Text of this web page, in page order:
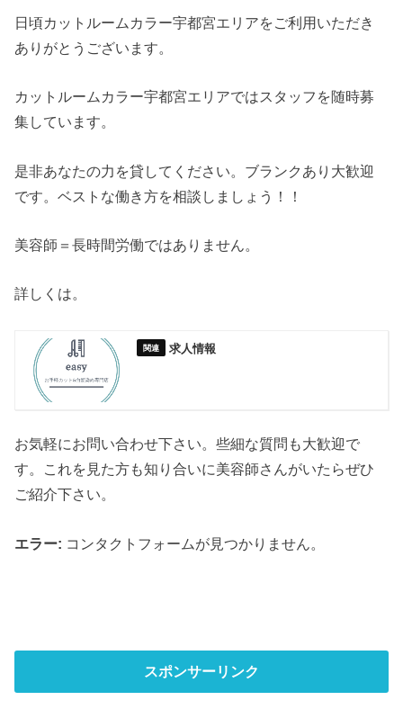
日頃カットルームカラー宇都宮エリアをご利用いただき
ありがとうございます。
カットルームカラー宇都宮エリアではスタッフを随時募
集しています。
是非あなたの力を貸してください。ブランクあり大歓迎
です。ベストな働き方を相談しましょう！！
美容師＝長時間労働ではありません。
詳しくは。
求人情報
お気軽にお問い合わせ下さい。些細な質問も大歓迎で
す。これを見た方も知り合いに美容師さんがいたらぜひ
ご紹介下さい。
エラー: コンタクトフォームが見つかりません。
スポンサーリンク